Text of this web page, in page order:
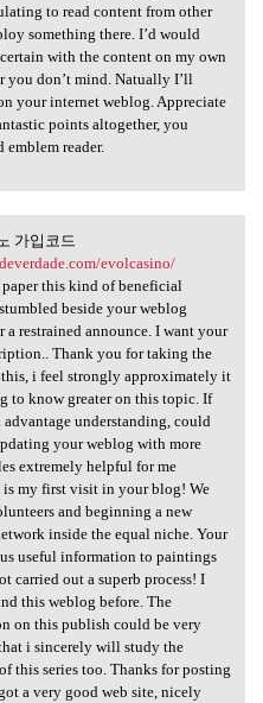
to read content from other
something there. I’d would
with the content on my own
you don’t mind. Natually I’ll
your internet weblog. Appreciate
points altogether, you
reader.
노 가입코드 https:/
가입코드
evolcasino/
this kind of beneficial
beside your weblog
a restrained announce. I want your
Thank you for taking the
i feel strongly approximately it
to know greater on this topic. If
advantage understanding, could
your weblog with more
extremely helpful for me
is my first visit in your blog! We
and beginning a new
inside the equal niche. Your
useful information to paintings
carried out a superb process! I
this weblog before. The
on this publish could be very
i sincerely will study the
this series too. Thanks for posting
a very good web site, nicely